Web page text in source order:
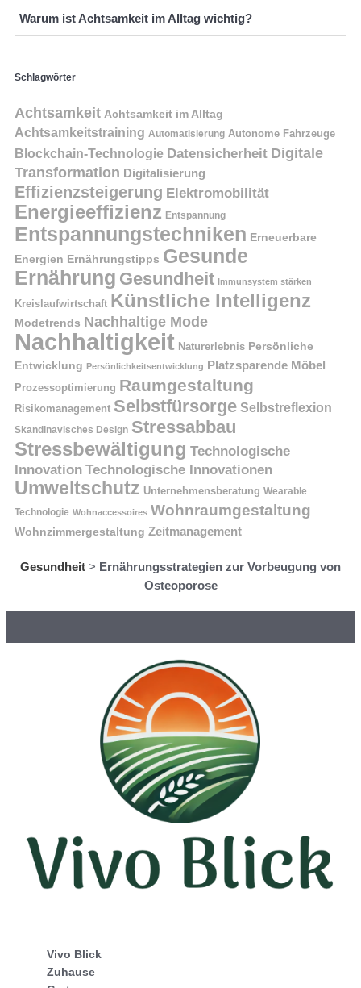
Warum ist Achtsamkeit im Alltag wichtig?
Schlagwörter
Achtsamkeit Achtsamkeit im Alltag
Achtsamkeitstraining Automatisierung Autonome Fahrzeuge
Blockchain-Technologie Datensicherheit Digitale
Transformation Digitalisierung
Effizienzsteigerung Elektromobilität
Energieeffizienz Entspannung
Entspannungstechniken Erneuerbare
Energien Ernährungstipps Gesunde
Ernährung Gesundheit Immunsystem stärken
Kreislaufwirtschaft Künstliche Intelligenz
Modetrends Nachhaltige Mode
Nachhaltigkeit Naturerlebnis Persönliche
Entwicklung Persönlichkeitsentwicklung Platzsparende Möbel
Prozessoptimierung Raumgestaltung
Risikomanagement Selbstfürsorge Selbstreflexion
Skandinavisches Design Stressabbau
Stressbewältigung Technologische
Innovation Technologische Innovationen
Umweltschutz Unternehmensberatung Wearable
Technologie Wohnaccessoires Wohnraumgestaltung
Wohnzimmergestaltung Zeitmanagement
Gesundheit > Ernährungsstrategien zur Vorbeugung von
Osteoporose
Vivo Blick
Zuhause